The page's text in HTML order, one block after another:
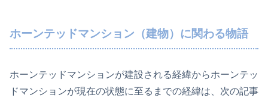
ホーンテッドマンション（建物）に関わる物語
ホーンテッドマンションが建設される経緯からホーンテッ
ドマンションが現在の状態に至るまでの経緯は、次の記事